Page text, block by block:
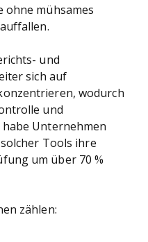
ohne mühsames
und
sich auf
wodurch
und
habe Unternehmen
Tools ihre
um über 70 %
zählen: